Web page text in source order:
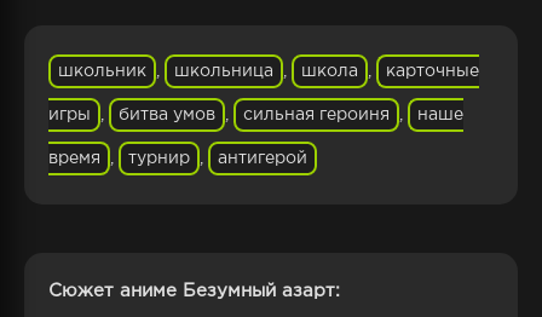
школьник школьница школа карточные
игры битва умов сильная героиня наше
время турнир антигерой
Сюжет аниме Безумный азарт: